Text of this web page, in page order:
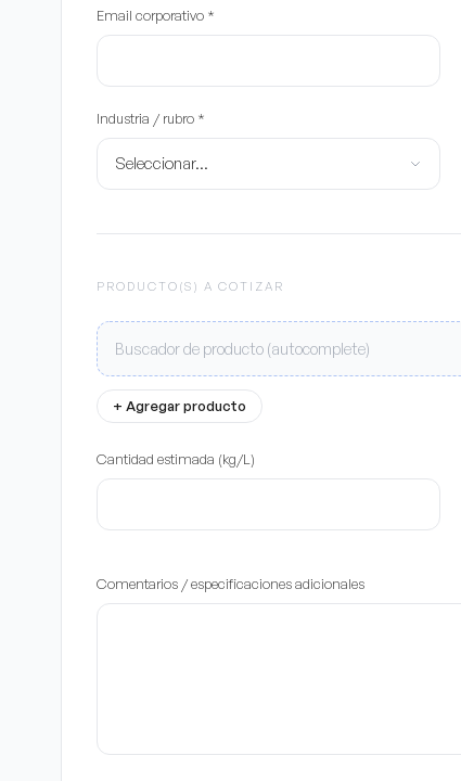
Email corporativo *
Industria / rubro *
PRODUCTO(S) A COTIZAR
+ Agregar producto
Cantidad estimada (kg/L)
Comentarios / especificaciones adicionales